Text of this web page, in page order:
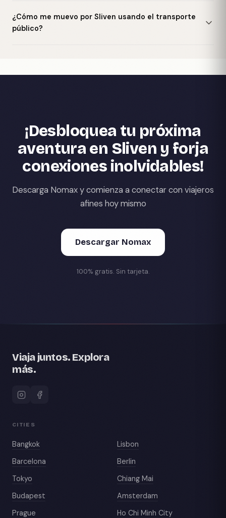
¿Cómo me muevo por Sliven usando el transporte
público?
¡Desbloquea tu próxima
aventura en Sliven y forja
conexiones inolvidables!
Descarga Nomax y comienza a conectar con viajeros
afines hoy mismo
Descargar Nomax
100% gratis. Sin tarjeta.
Viaja juntos. Explora
más.
CITIES
Bangkok
Lisbon
Barcelona
Berlin
Tokyo
Chiang Mai
Budapest
Amsterdam
Prague
Ho Chi Minh City